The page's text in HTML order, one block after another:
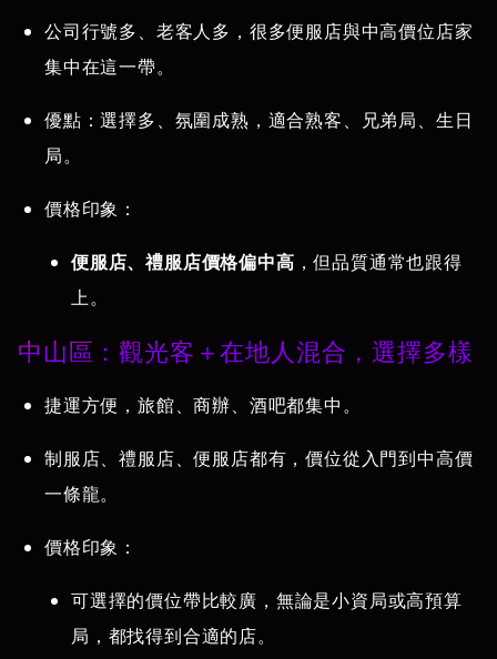
公司行號多、老客人多，很多便服店與中高價位店家
集中在這一帶。
優點：選擇多、氛圍成熟，適合熟客、兄弟局、生日
局。
價格印象：
便服店、禮服店價格偏中高 ，但品質通常也跟得
上。
中山區：觀光客＋在地人混合，選擇多樣
捷運方便，旅館、商辦、酒吧都集中。
制服店、禮服店、便服店都有，價位從入門到中高價
一條龍。
價格印象：
可選擇的價位帶比較廣，無論是小資局或高預算
局，都找得到合適的店。